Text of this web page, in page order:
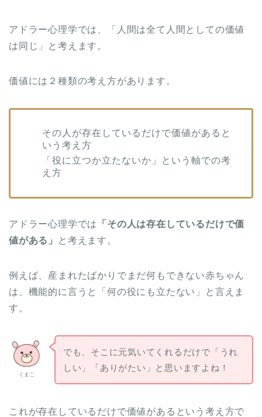
アドラー心理学では、「人間は全て人間としての価値
は同じ」と考えます。
価値には２種類の考え方があります。
その人が存在しているだけで価値があると
いう考え方
「役に立つか立たないか」という軸での考
え方
アドラー心理学では
「その人は存在しているだけで価
値がある」
と考えます。
例えば、産まれたばかりでまだ何もできない赤ちゃん
は、機能的に言うと「何の役にも立たない」と言えま
す。
くまこ
でも、そこに元気いてくれるだけで「うれ
しい」「ありがたい」と思いますよね！
これが存在しているだけで価値があるという考え方で